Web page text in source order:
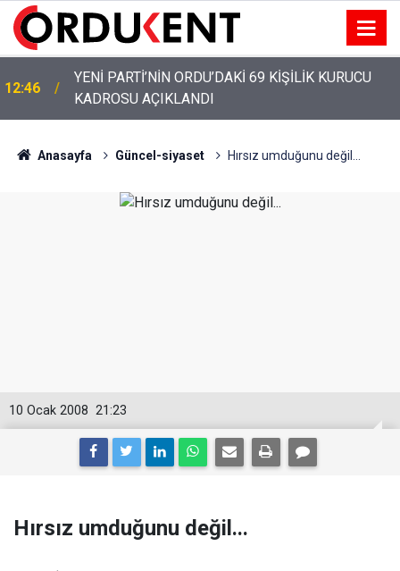
12:46
YENİ PARTİ’NİN ORDU’DAKİ 69 KİŞİLİK KURUCU
KADROSU AÇIKLANDI
Anasayfa Güncel-siyaset Hırsız umduğunu değil...
21:23
10 Ocak 2008
Hırsız umduğunu değil...